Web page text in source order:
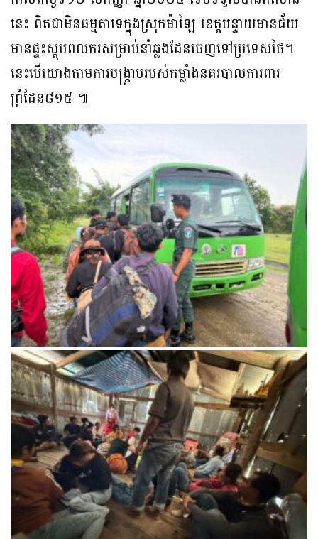
នេះ ពិតជាមិនធម្មតាទេក្នុងស្រុកម៉ាឡៃ ខេត្តបន្ទាយមានជ័យ
មានផ្ទះស្តុបពលករសម្រាប់នាំឆ្លងដែនចេញទៅប្រទេសថៃ។
នេះបើយោងតាមការបង្ក្រាបរបស់កម្លាំងនគរបាលការពារ
ព្រំដែន៨១៥ ៕